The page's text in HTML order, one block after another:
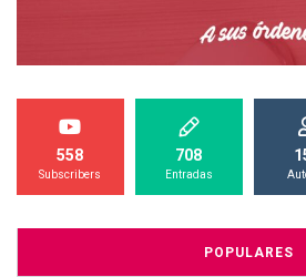
558
Subscribers
708
Entradas
POPULARES